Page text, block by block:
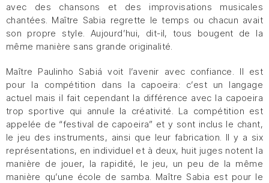
avec des chansons et des improvisations musicales
chantées. Maître Sabia regrette le temps ou chacun avait
son propre style. Aujourd’hui, dit-il, tous bougent de la
même manière sans grande originalité.
Maître Paulinho Sabiá voit l’avenir avec confiance. Il est
pour la compétition dans la capoeira: c’est un langage
actuel mais il fait cependant la différence avec la capoeira
trop sportive qui annule la créativité. La compétition est
appelée de “festival de capoeira” et y sont inclus le chant,
le jeu des instruments, ainsi que leur fabrication. Il y a six
représentations, en individuel et à deux, huit juges notent la
manière de jouer, la rapidité, le jeu, un peu de la même
manière qu’une école de samba. Maître Sabia est pour le